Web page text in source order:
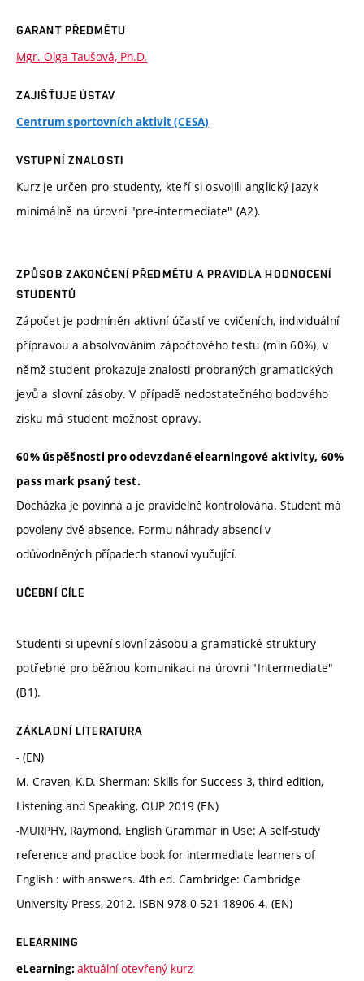
GARANT PŘEDMĚTU
Mgr. Olga Taušová, Ph.D.
ZAJIŠŤUJE ÚSTAV
Centrum sportovních aktivit (CESA)
VSTUPNÍ ZNALOSTI
Kurz je určen pro studenty, kteří si osvojili anglický jazyk
minimálně na úrovni "pre-intermediate" (A2).
ZPŮSOB ZAKONČENÍ PŘEDMĚTU A PRAVIDLA HODNOCENÍ
STUDENTŮ
Zápočet je podmíněn aktivní účastí ve cvičeních, individuální
přípravou a absolvováním zápočtového testu (min 60%), v
němž student prokazuje znalosti probraných gramatických
jevů a slovní zásoby. V případě nedostatečného bodového
zisku má student možnost opravy.
60% úspěšnosti pro odevzdané elearningové aktivity, 60%
pass mark psaný test.
Docházka je povinná a je pravidelně kontrolována. Student má
povoleny dvě absence. Formu náhrady absencí v
odůvodněných případech stanoví vyučující.
UČEBNÍ CÍLE
Studenti si upevní slovní zásobu a gramatické struktury
potřebné pro běžnou komunikaci na úrovni "Intermediate"
(B1).
ZÁKLADNÍ LITERATURA
- (EN)
M. Craven, K.D. Sherman: Skills for Success 3, third edition,
Listening and Speaking, OUP 2019 (EN)
-MURPHY, Raymond. English Grammar in Use: A self-study
reference and practice book for intermediate learners of
English : with answers. 4th ed. Cambridge: Cambridge
University Press, 2012. ISBN 978-0-521-18906-4. (EN)
ELEARNING
eLearning: aktuální otevřený kurz